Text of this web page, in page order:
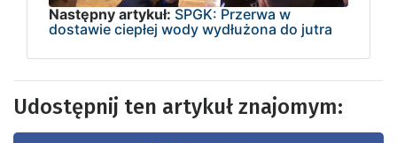
Następny artykuł: SPGK: Przerwa w
dostawie ciepłej wody wydłużona do jutra
Udostępnij ten artykuł znajomym: